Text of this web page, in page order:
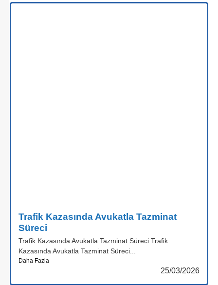
Trafik Kazasında Avukatla Tazminat
Süreci
Trafik Kazasında Avukatla Tazminat Süreci Trafik
Kazasında Avukatla Tazminat Süreci...
Daha Fazla
25/03/2026